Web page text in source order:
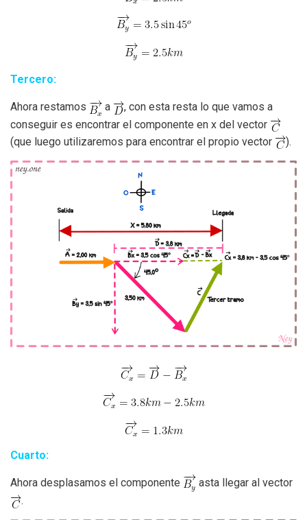
Tercero:
Ahora restamos a
, con esta resta lo que vamos a
conseguir es encontrar el componente en x del vector
(que luego utilizaremos para encontrar el propio vector
).
Cuarto:
Ahora desplasamos el componente
asta llegar al vector
.